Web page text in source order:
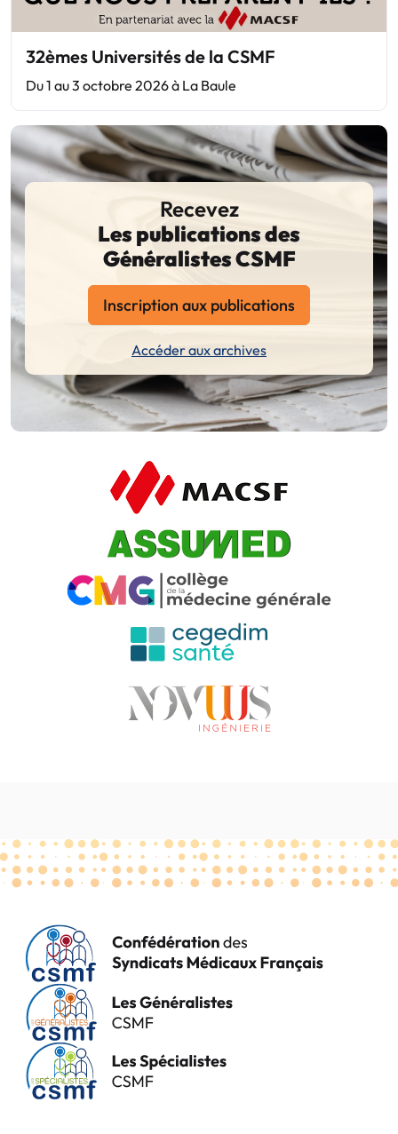
32èmes Universités de la CSMF
Du 1 au 3 octobre 2026 à La Baule
Recevez
Les publications des
Généralistes CSMF
Inscription aux publications
Accéder aux archives